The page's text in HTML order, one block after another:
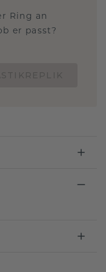
Ring an
er passt?